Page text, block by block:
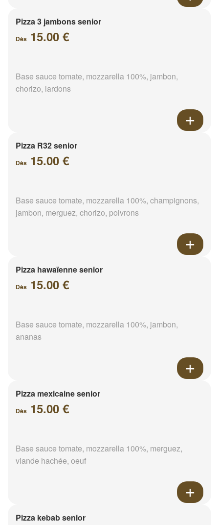
Pizza 3 jambons senior
Dès 15.00 €
Base sauce tomate, mozzarella 100%, jambon,
chorizo, lardons
Pizza R32 senior
Dès 15.00 €
Base sauce tomate, mozzarella 100%, champignons,
jambon, merguez, chorizo, poivrons
Pizza hawaïenne senior
Dès 15.00 €
Base sauce tomate, mozzarella 100%, jambon,
ananas
Pizza mexicaine senior
Dès 15.00 €
Base sauce tomate, mozzarella 100%, merguez,
viande hachée, oeuf
Pizza kebab senior